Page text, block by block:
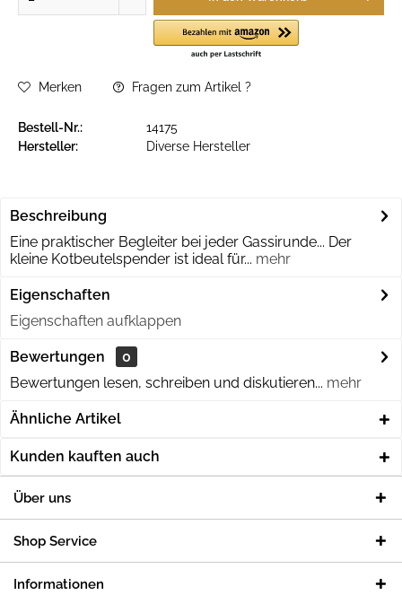
Merken Fragen zum Artikel ?
Bestell-Nr.:
14175
Hersteller:
Diverse Hersteller
Beschreibung
Eine praktischer Begleiter bei jeder Gassirunde... Der
kleine Kotbeutelspender ist ideal für... mehr
Eigenschaften
Eigenschaften aufklappen
Bewertungen
0
Bewertungen lesen, schreiben und diskutieren... mehr
Ähnliche Artikel
Kunden kauften auch
Über uns
Shop Service
Informationen